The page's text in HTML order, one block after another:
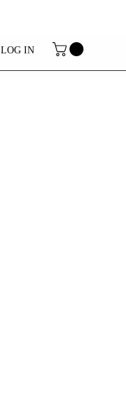
LOG IN